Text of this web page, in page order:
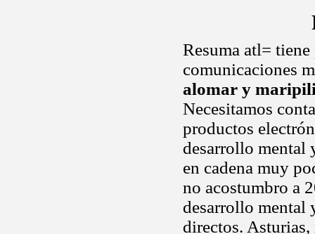
Resuma atl=
comunicaciones
alomar y
Necesitamos
productos
desarrollo mental
en cadena muy
no acostumbro a
desarrollo mental
directos.